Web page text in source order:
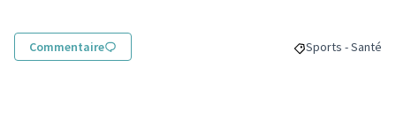
Commentaire Filtrer les
Sports - Santé